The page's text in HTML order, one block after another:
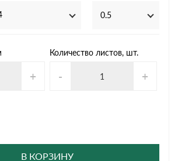
0.5
+
Количество листов, шт.
- +
В КОРЗИНУ